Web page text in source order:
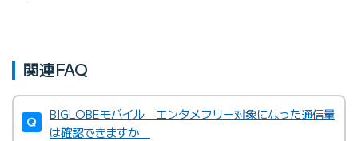
関連FAQ
BIGLOBEモバイル エンタメフリー対象になった通信量
は確認できますか